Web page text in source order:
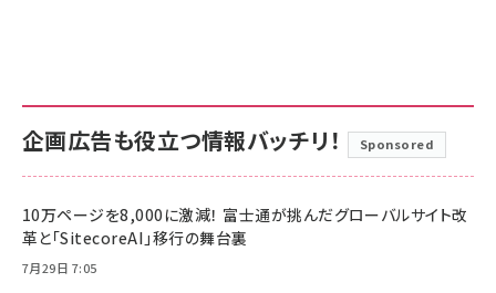
企画広告も役立つ情報バッチリ！ Sponsored
10万ページを8,000に激減！ 富士通が挑んだグローバルサイト改
革と「SitecoreAI」移行の舞台裏
7月29日 7:05